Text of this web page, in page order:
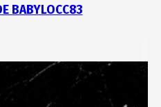
BABYLOCC83